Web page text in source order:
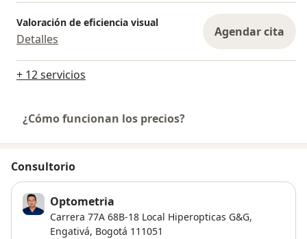
Valoración de eficiencia visual
Detalles Agendar cita
+ 12 servicios
¿Cómo funcionan los precios?
Consultorio
Optometria
Carrera 77A 68B-18 Local Hiperopticas G&G,
Engativá, Bogotá 111051